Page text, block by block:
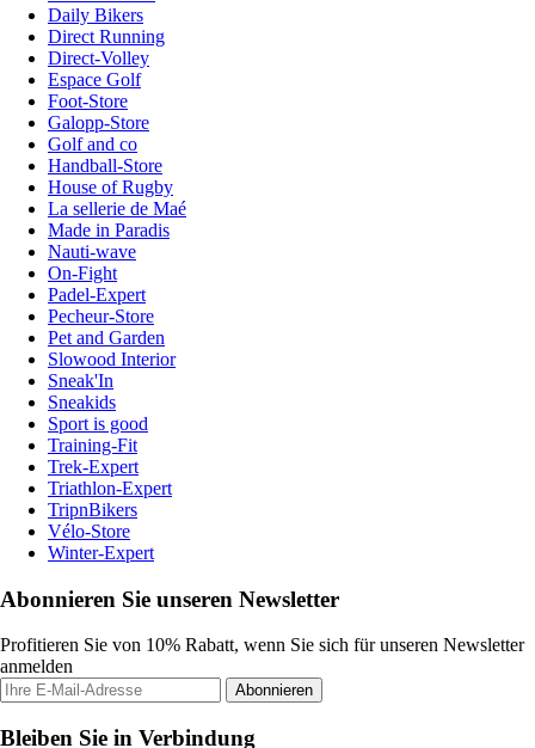
Daily Bikers
Direct Running
Direct-Volley
Espace Golf
Foot-Store
Galopp-Store
Golf and co
Handball-Store
House of Rugby
La sellerie de Maé
Made in Paradis
Nauti-wave
On-Fight
Padel-Expert
Pecheur-Store
Pet and Garden
Slowood Interior
Sneak'In
Sneakids
Sport is good
Training-Fit
Trek-Expert
Triathlon-Expert
TripnBikers
Vélo-Store
Winter-Expert
Abonnieren Sie unseren Newsletter
Profitieren Sie von 10% Rabatt, wenn Sie sich für unseren Newsletter
anmelden
Abonnieren
Bleiben Sie in Verbindung